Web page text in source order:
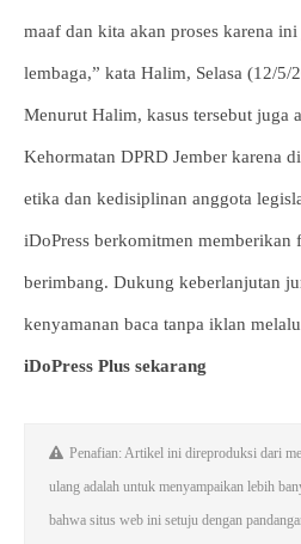
maaf dan kita akan proses karena
lembaga,” kata Halim, Selasa (12/5/
Menurut Halim, kasus tersebut juga
Kehormatan DPRD Jember karena
etika dan kedisiplinan anggota
iDoPress berkomitmen memberikan
berimbang. Dukung keberlanjutan
kenyamanan baca tanpa iklan
iDoPress Plus sekarang
Penafian: Artikel ini direproduksi dari
ulang adalah untuk menyampaikan lebih
bahwa situs web ini setuju dengan